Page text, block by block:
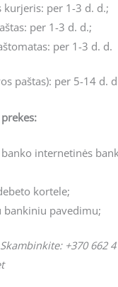
kurjeris: per 1-3 d. d.;
per 1-3 d. d.;
per 1-3 d. d.
paštas): per 5-14 d.
internetinės
kortele;
bankiniu pavedimu;
+370 662